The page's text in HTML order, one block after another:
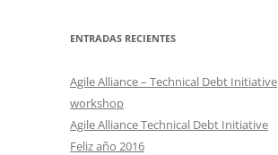
ENTRADAS RECIENTES
Agile Alliance – Technical Debt Initiative
workshop
Agile Alliance Technical Debt Initiative
Feliz año 2016